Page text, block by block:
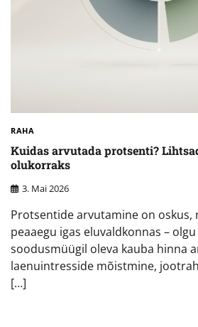
RAHA
Kuidas arvutada protsenti?
olukorraks
3. Mai 2026
Protsentide arvutamine on oskus,
peaaegu igas eluvaldkonnas –
soodusmüügil oleva kauba hinna
laenuintresside mõistmine,
[…]